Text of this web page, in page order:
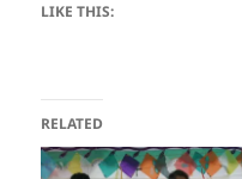
LIKE THIS:
RELATED